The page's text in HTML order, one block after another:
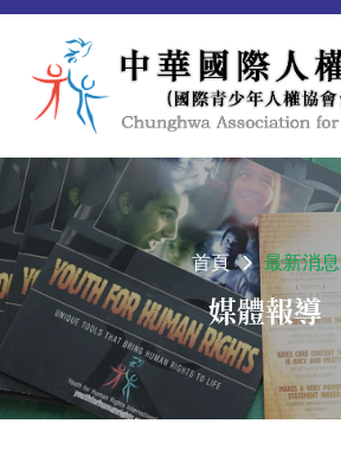
首頁 最新消息
媒體報導